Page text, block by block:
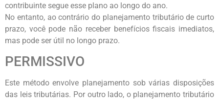
contribuinte segue esse plano ao longo do ano.
No entanto, ao contrário do planejamento tributário de curto
prazo, você pode não receber benefícios fiscais imediatos,
mas pode ser útil no longo prazo.
PERMISSIVO
Este método envolve planejamento sob várias disposições
das leis tributárias. Por outro lado, o planejamento tributário